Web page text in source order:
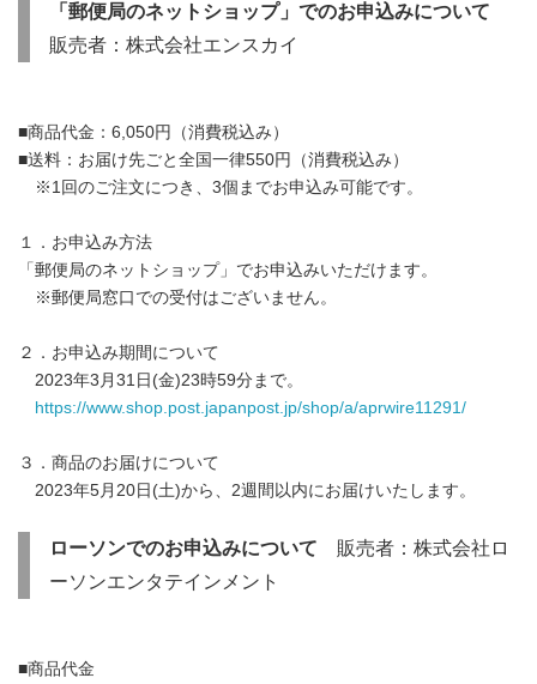
「郵便局のネットショップ」でのお申込みについて
販売者：株式会社エンスカイ
■商品代金：6,050円（消費税込み）
■送料：お届け先ごと全国一律550円（消費税込み）
※1回のご注文につき、3個までお申込み可能です。
１．お申込み方法
「郵便局のネットショップ」でお申込みいただけます。
※郵便局窓口での受付はございません。
２．お申込み期間について
2023年3月31日(金)23時59分まで。
https://www.shop.post.japanpost.jp/shop/a/aprwire11291/
３．商品のお届けについて
2023年5月20日(土)から、2週間以内にお届けいたします。
ローソンでのお申込みについて 販売者：株式会社ロ
ーソンエンタテインメント
■商品代金